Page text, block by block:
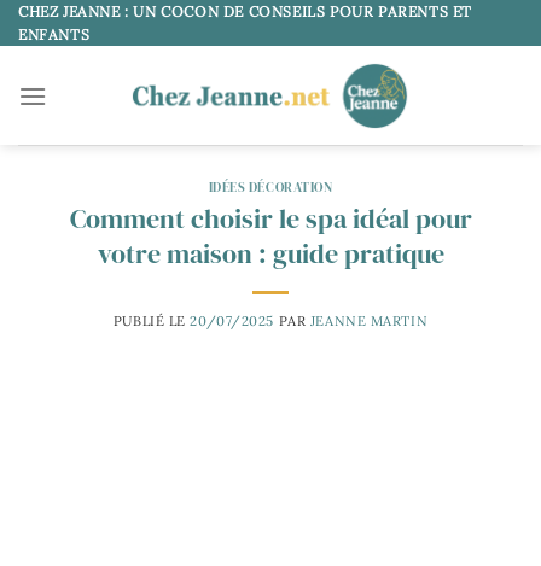
Passer
au
CHEZ JEANNE : UN COCON DE CONSEILS POUR PARENTS ET
ENFANTS
IDÉES DÉCORATION
Comment choisir le spa idéal pour
votre maison : guide pratique
PUBLIÉ LE20/07/2025 PAR JEANNE MARTIN